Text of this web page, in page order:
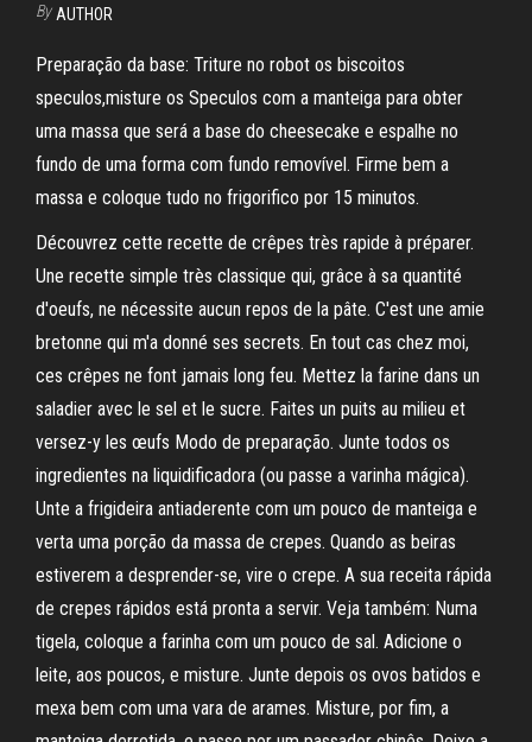
By AUTHOR
Preparação da base: Triture no robot os biscoitos
speculos,misture os Speculos com a manteiga para obter
uma massa que será a base do cheesecake e espalhe no
fundo de uma forma com fundo removível. Firme bem a
massa e coloque tudo no frigorifico por 15 minutos.
Découvrez cette recette de crêpes très rapide à préparer.
Une recette simple très classique qui, grâce à sa quantité
d'oeufs, ne nécessite aucun repos de la pâte. C'est une amie
bretonne qui m'a donné ses secrets. En tout cas chez moi,
ces crêpes ne font jamais long feu. Mettez la farine dans un
saladier avec le sel et le sucre. Faites un puits au milieu et
versez-y les œufs Modo de preparação. Junte todos os
ingredientes na liquidificadora (ou passe a varinha mágica).
Unte a frigideira antiaderente com um pouco de manteiga e
verta uma porção da massa de crepes. Quando as beiras
estiverem a desprender-se, vire o crepe. A sua receita rápida
de crepes rápidos está pronta a servir. Veja também: Numa
tigela, coloque a farinha com um pouco de sal. Adicione o
leite, aos poucos, e misture. Junte depois os ovos batidos e
mexa bem com uma vara de arames. Misture, por fim, a